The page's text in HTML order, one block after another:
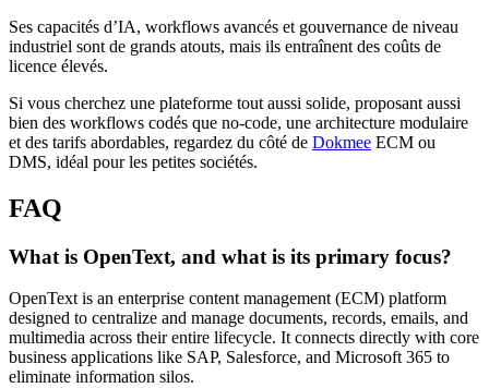
Ses capacités d’IA, workflows avancés et gouvernance de niveau
industriel sont de grands atouts, mais ils entraînent des coûts de
licence élevés.
Si vous cherchez une plateforme tout aussi solide, proposant aussi
bien des workflows codés que no-code, une architecture modulaire
et des tarifs abordables, regardez du côté de Dokmee ECM ou
DMS, idéal pour les petites sociétés.
FAQ
What is OpenText, and what is its primary focus?
OpenText is an enterprise content management (ECM) platform
designed to centralize and manage documents, records, emails, and
multimedia across their entire lifecycle. It connects directly with core
business applications like SAP, Salesforce, and Microsoft 365 to
eliminate information silos.